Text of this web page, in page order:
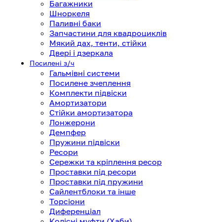
Багажники
Шноркеля
Паливні баки
Запчастини для квадроциклів
Мякий дах, тенти, стійки
Двері і дзеркала
Посилені з/ч
Гальмівні системи
Посилене зчеплення
Комплекти підвіски
Амортизатори
Стійки амортизатора
Лонжерони
Демпфер
Пружини підвіски
Ресори
Сережки та кріплення ресор
Проставки під ресори
Проставки під пружини
Сайлентблоки та інше
Торсіони
Диференціал